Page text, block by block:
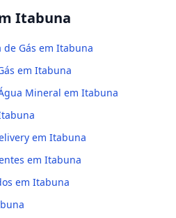
Itabuna
Gás em Itabuna
em Itabuna
Mineral em Itabuna
em Itabuna
em Itabuna
em Itabuna